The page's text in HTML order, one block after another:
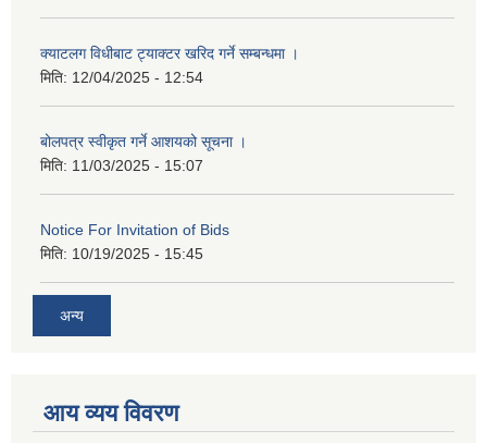
क्याटलग विधीबाट ट्याक्टर खरिद गर्ने सम्बन्धमा ।
मिति: 12/04/2025 - 12:54
बोलपत्र स्वीकृत गर्ने आशयको सूचना ।
मिति: 11/03/2025 - 15:07
Notice For Invitation of Bids
मिति: 10/19/2025 - 15:45
अन्य
आय व्यय विवरण